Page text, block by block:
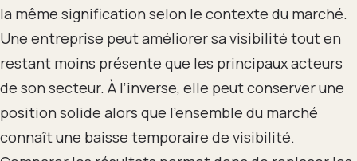
la même signification selon le contexte du marché.
Une entreprise peut améliorer sa visibilité tout en
restant moins présente que les principaux acteurs
de son secteur. À l’inverse, elle peut conserver une
position solide alors que l’ensemble du marché
connaît une baisse temporaire de visibilité.